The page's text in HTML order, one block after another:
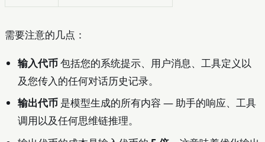
需要注意的几点：
输入代币包括您的系统提示、用户消息、工具定义以
及您传入的任何对话历史记录。
输出代币是模型生成的所有内容 — 助手的响应、工具
调用以及任何思维链推理。